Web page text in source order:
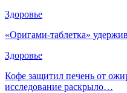
Здоровье
«Оригами-таблетка»
Здоровье
Кофе защитил печень от
исследование раскрыло…